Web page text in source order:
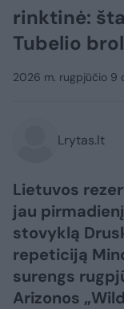
rinktinė:
Tubelio
2026 m. rugpjūčio 9
Lrytas.lt
Lietuvos
jau
stovyklą
repeticiją
surengs
Arizonos